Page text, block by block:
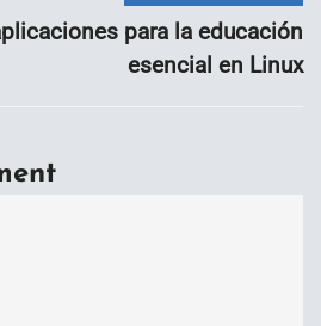
para la educación
esencial en Linux